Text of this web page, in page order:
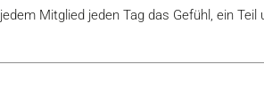
Mitglied jeden Tag das Gefühl, ein Teil